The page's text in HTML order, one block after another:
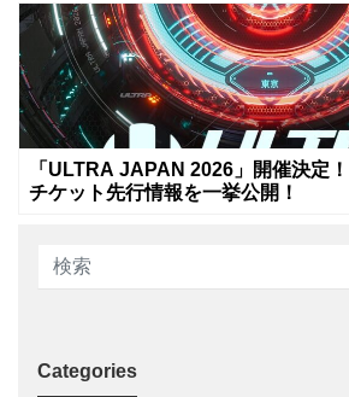
「ULTRA JAPAN 2026」開催決定
チケット先行情報を一挙公開！
Categories